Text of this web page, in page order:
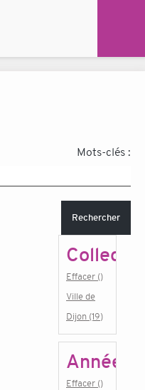
Mots-clés :
Rechercher
Effacer ()
Ville de
Dijon (19)
Année
Effacer ()